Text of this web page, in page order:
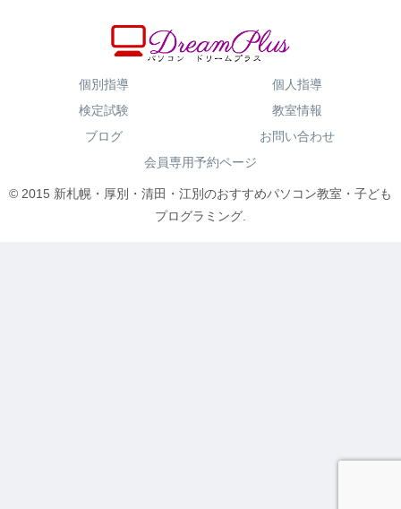
個別指導
個人指導
検定試験
教室情報
ブログ
お問い合わせ
会員専用予約ページ
© 2015 新札幌・厚別・清田・江別のおすすめパソコン教室・子ども
プログラミング.